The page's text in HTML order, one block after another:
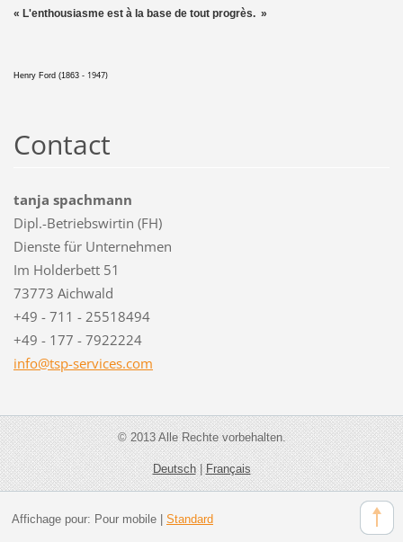
« L'enthousiasmeest à la basede tout progrès. »
Henry Ford (1863 - 1947)
Contact
tanja spachmann
Dipl.-Betriebswirtin (FH)
Dienste für Unternehmen
Im Holderbett 51
73773 Aichwald
+49 - 711 - 25518494
+49 - 177 - 7922224
info@tsp-services.com
© 2013 Alle Rechte vorbehalten.
Deutsch|Français
Affichage pour: Pour mobile| Standard